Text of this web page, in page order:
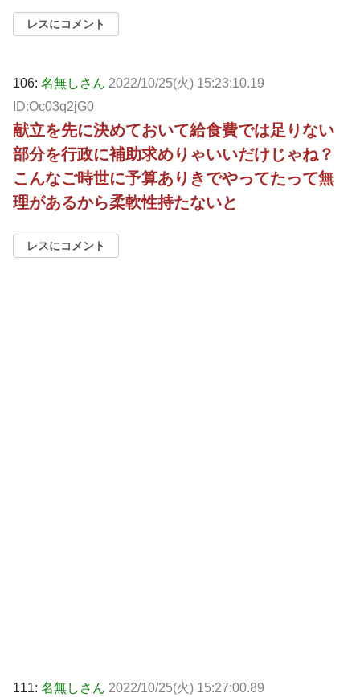
レスにコメント
106: 名無しさん 2022/10/25(火) 15:23:10.19
ID:Oc03q2jG0
献立を先に決めておいて給食費では足りない
部分を行政に補助求めりゃいいだけじゃね？
こんなご時世に予算ありきでやってたって無
理があるから柔軟性持たないと
レスにコメント
111: 名無しさん 2022/10/25(火) 15:27:00.89